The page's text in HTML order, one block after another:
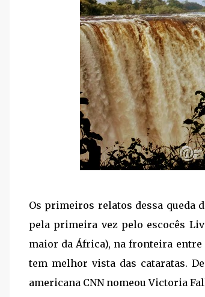
Os primeiros relatos dessa queda
pela primeira vez pelo escocês
maior da África), na fronteira entre
tem melhor vista das cataratas.
americana CNN nomeou Victoria